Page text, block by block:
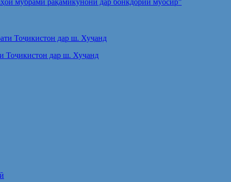
мубрами рақамикунонӣ дар бонкдории муосир”
Тоҷикистон дар ш. Хуҷанд